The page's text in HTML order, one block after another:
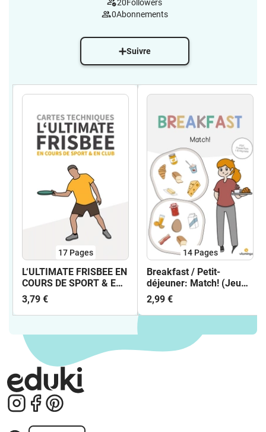
20Followers
0Abonnements
Suivre
17 Pages
L‘ULTIMATE FRISBEE EN
COURS DE SPORT & EN
CLUB - CARTES
TECHNIQUES
3,79 €
14 Pages
Breakfast / Petit-
déjeuner: Match! (Jeu
pour le cours d'anglais)
2,99 €